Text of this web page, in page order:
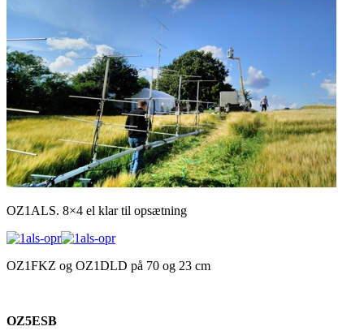
OZ1ALS. 8×4 el klar til opsætning
OZ1FKZ og OZ1DLD på 70 og 23 cm
OZ5ESB